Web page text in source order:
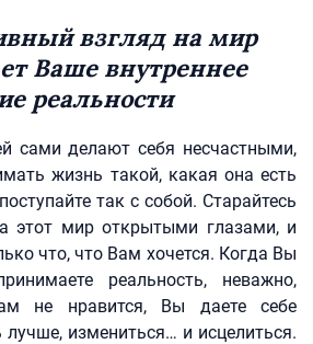
взгляд на мир
Ваше внутреннее
реальности
сами делают себя несчастными,
жизнь такой, какая она есть
так с собой. Старайтесь
этот мир открытыми глазами, и
что, что Вам хочется. Когда Вы
реальность, неважно,
не нравится, Вы даете себе
измениться… и исцелиться.